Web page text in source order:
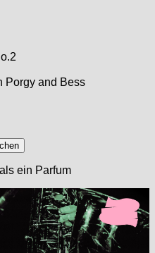
Porgy and Bess
ein Parfum